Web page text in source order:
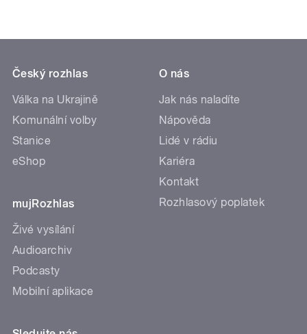
Český rozhlas
Válka na Ukrajině
Komunální volby
Stanice
eShop
mujRozhlas
Živé vysílání
Audioarchiv
Podcasty
Mobilní aplikace
O nás
Jak nás naladíte
Nápověda
Lidé v rádiu
Kariéra
Kontakt
Rozhlasový poplatek